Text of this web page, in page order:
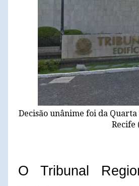
Decisão unânime foi da
Recife
O Tribunal